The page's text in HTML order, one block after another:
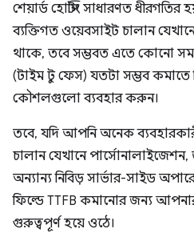
শেয়ার্ড হোস্টিং সাধারণত
ব্যক্তিগত ওয়েবসাইট চালান
থাকে, তবে সম্ভবত এতে কোনো
(টাইম টু ফেস) যতটা সম্ভব কমাতে
কৌশলগুলো ব্যবহার করুন।
তবে, যদি আপনি অনেক
চালান যেখানে
অন্যান্য নিবিড় সার্ভার-সাইড
ফিল্ডে TTFB কমানোর জন্য
গুরুত্বপূর্ণ হয়ে ওঠে।